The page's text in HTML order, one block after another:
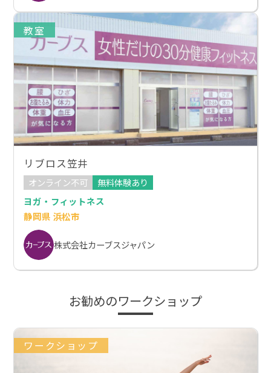
教室
リブロス笠井
オンライン不可
無料体験あり
ヨガ・フィットネス
静岡県 浜松市
株式会社カーブスジャパン
お勧めのワークショップ
ワークショップ